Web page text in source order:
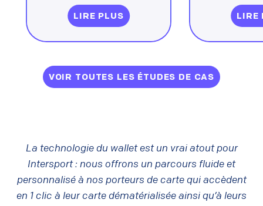
LIRE PLUS LIRE
VOIR TOUTES LES ÉTUDES DE CAS
La technologie du wallet est un vrai atout pour
Intersport : nous offrons un parcours fluide et
personnalisé à nos porteurs de carte qui accèdent
en 1 clic à leur carte dématérialisée ainsi qu’à leurs